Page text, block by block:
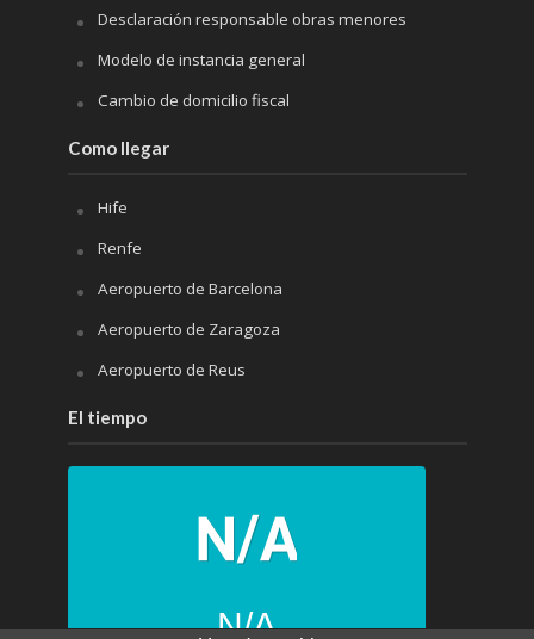
Desclaración responsable obras menores
Modelo de instancia general
Cambio de domicilio fiscal
Como llegar
Hife
Renfe
Aeropuerto de Barcelona
Aeropuerto de Zaragoza
Aeropuerto de Reus
El tiempo
N/A